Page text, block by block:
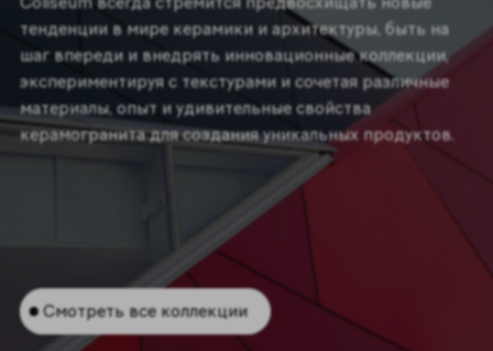
тенденции в мире керамики и архитектуры, быть на
шаг впереди и внедрять инновационные коллекции,
экспериментируя с текстурами и сочетая различные
материалы, опыт и удивительные свойства
керамогранита для создания уникальных продуктов.
Смотреть все коллекции